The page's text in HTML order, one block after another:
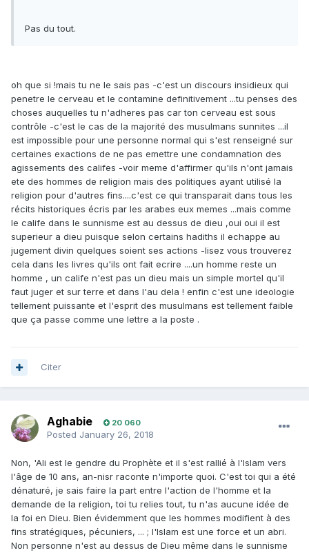
Pas du tout.
oh que si !mais tu ne le sais pas -c'est un discours insidieux qui
penetre le cerveau et le contamine definitivement ...tu penses des
choses auquelles tu n'adheres pas car ton cerveau est sous
contrôle -c'est le cas de la majorité des musulmans sunnites ...il
est impossible pour une personne normal qui s'est renseigné sur
certaines exactions de ne pas emettre une condamnation des
agissements des califes -voir meme d'affirmer qu'ils n'ont jamais
ete des hommes de religion mais des politiques ayant utilisé la
religion pour d'autres fins....c'est ce qui transparait dans tous les
récits historiques écris par les arabes eux memes ...mais comme
le calife dans le sunnisme est au dessus de dieu ,oui oui il est
superieur a dieu puisque selon certains hadiths il echappe au
jugement divin quelques soient ses actions -lisez vous trouverez
cela dans les livres qu'ils ont fait ecrire ....un homme reste un
homme , un calife n'est pas un dieu mais un simple mortel qu'il
faut juger et sur terre et dans l'au dela ! enfin c'est une ideologie
tellement puissante et l'esprit des musulmans est tellement faible
que ça passe comme une lettre a la poste .
Citer
Aghabie 20 060
Posted January 26, 2018
Non, 'Ali est le gendre du Prophète et il s'est rallié à l'Islam vers
l'âge de 10 ans, an-nisr raconte n'importe quoi. C'est toi qui a été
dénaturé, je sais faire la part entre l'action de l'homme et la
demande de la religion, toi tu relies tout, tu n'as aucune idée de
la foi en Dieu. Bien évidemment que les hommes modifient à des
fins stratégiques, pécuniers, ... ; l'Islam est une force et un abri.
Non personne n'est au dessus de Dieu même dans le sunnisme